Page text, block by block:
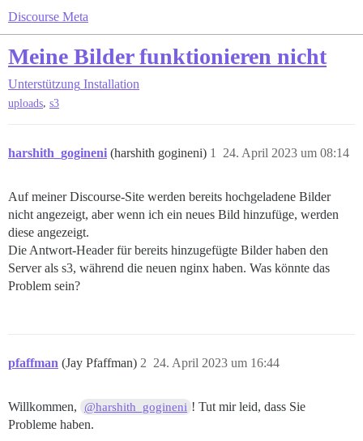
Discourse Meta
Meine Bilder funktionieren nicht
Unterstützung Installation
uploads, s3
harshith_gogineni (harshith gogineni) 24. April 2023 um 08:14
1
Auf meiner Discourse-Site werden bereits hochgeladene Bilder
nicht angezeigt, aber wenn ich ein neues Bild hinzufüge, werden
diese angezeigt.
Die Antwort-Header für bereits hinzugefügte Bilder haben den
Server als s3, während die neuen nginx haben. Was könnte das
Problem sein?
pfaffman (Jay Pfaffman) 24. April 2023 um 16:44
2
Willkommen, @harshith_gogineni ! Tut mir leid, dass Sie
Probleme haben.